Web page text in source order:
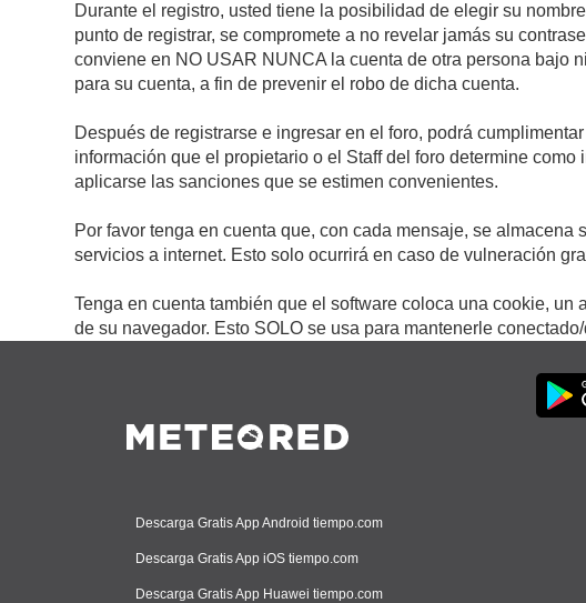
Durante el registro, usted tiene la posibilidad de elegir su
punto de registrar, se compromete a no revelar jamás su
conviene en NO USAR NUNCA la cuenta de otra persona bajo
para su cuenta, a fin de prevenir el robo de dicha cuenta.
Después de registrarse e ingresar en el foro, podrá
información que el propietario o el Staff del foro determine
aplicarse las sanciones que se estimen convenientes.
Por favor tenga en cuenta que, con cada mensaje, se
servicios a internet. Esto solo ocurrirá en caso de vulneración
Tenga en cuenta también que el software coloca una cookie,
de su navegador. Esto SOLO se usa para mantenerle
Descarga Gratis App Android tiempo.com
Descarga Gratis App iOS tiempo.com
Descarga Gratis App Huawei tiempo.com